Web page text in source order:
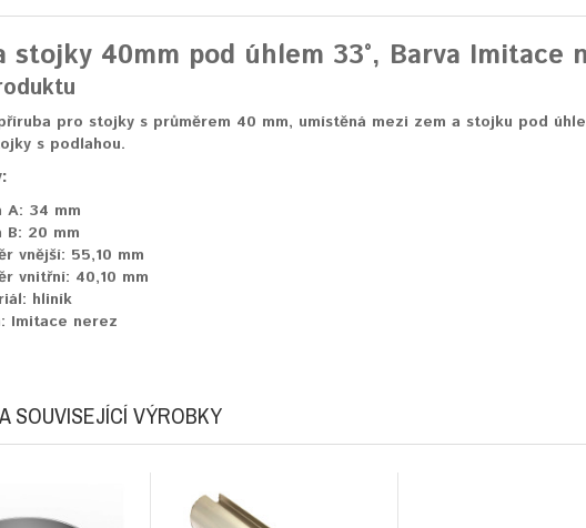
stojky 40mm pod úhlem 33°, Barva Imitace
pro stojky s průměrem 40 mm, umístěná mezi zem a stojku pod
s podlahou.
A: 34 mm
B: 20 mm
vnější: 55,10 mm
vnitřní: 40,10 mm
hliník
Imitace nerez
SOUVISEJÍCÍ VÝROBKY